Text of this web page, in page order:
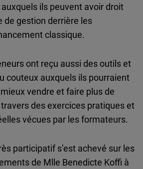
ils peuvent avoir droit
de gestion derrière les
classique.
ont reçu aussi des outils et
couteux auxquels ils pourraient
vendre et faire plus de
des exercices pratiques et
vécues par les formateurs.
participatif s’est achevé sur les
de Mlle Benedicte Koffi à